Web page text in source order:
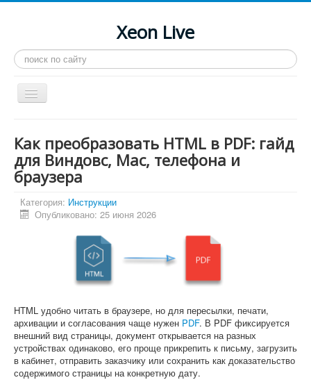
Xeon Live
Искать...
Toggle
Navigation
LGA 2011-3
LGA 2011
Процессоры
Инструкции
Конференция
Софт
Как преобразовать HTML в PDF: гайд
для Виндовс, Mac, телефона и
браузера
Категория: Инструкции
Опубликовано: 25 июня 2026
HTML удобно читать в браузере, но для пересылки, печати,
архивации и согласования чаще нужен PDF. В PDF фиксируется
внешний вид страницы, документ открывается на разных
устройствах одинаково, его проще прикрепить к письму, загрузить
в кабинет, отправить заказчику или сохранить как доказательство
содержимого страницы на конкретную дату.